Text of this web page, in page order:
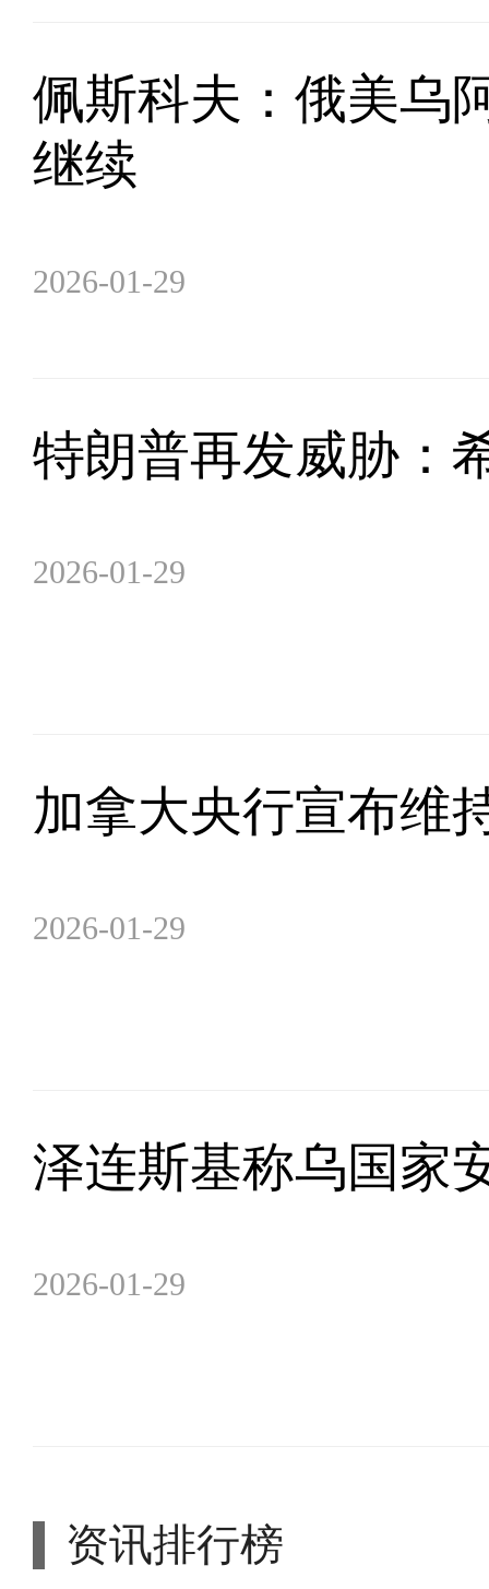
佩斯科夫：俄美乌
继续
2026-01-29
特朗普再发威胁：
2026-01-29
加拿大央行宣布维
2026-01-29
泽连斯基称乌国家
2026-01-29
资讯排行榜